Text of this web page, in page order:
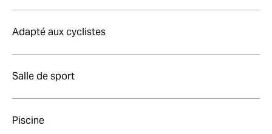
Adapté aux cyclistes
Salle de sport
Piscine